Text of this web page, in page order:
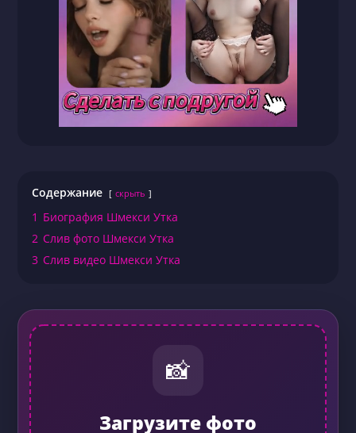
Содержание скрыть
1 Биография Шмекси Утка
2 Слив фото Шмекси Утка
3 Слив видео Шмекси Утка
📸
Загрузите фото